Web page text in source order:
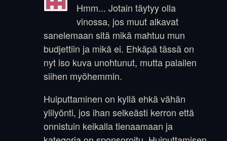
Hmm... Jotain täytyy olla
vinossa, jos muut alkavat
sanelemaan sitä mikä mahtuu mun
budjettiin ja mikä ei. Ehkäpä tässä on
nyt iso kuva unohtunut, mutta palailen
siihen myöhemmin.
Huiputtaminen on kyllä ehkä vähän
ylilyönti, jos ihan selkeästi kerron että
onnistuin keikalla tienaamaan ja